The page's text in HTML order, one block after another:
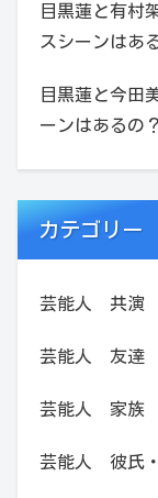
目黒蓮と有村
スシーンはあ
目黒蓮と今田
ーンはあるの？
カテゴリー
芸能人 共演
芸能人 友達
芸能人 家族
芸能人 彼氏